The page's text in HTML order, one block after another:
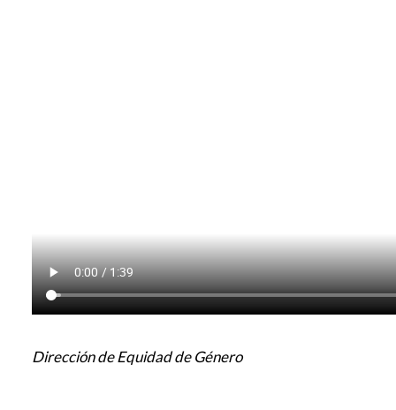
Dirección de Equidad de Género